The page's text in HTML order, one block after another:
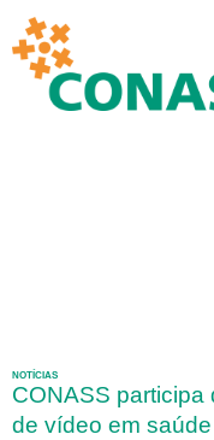
NOTÍCIAS
CONASS
de vídeo em saúde